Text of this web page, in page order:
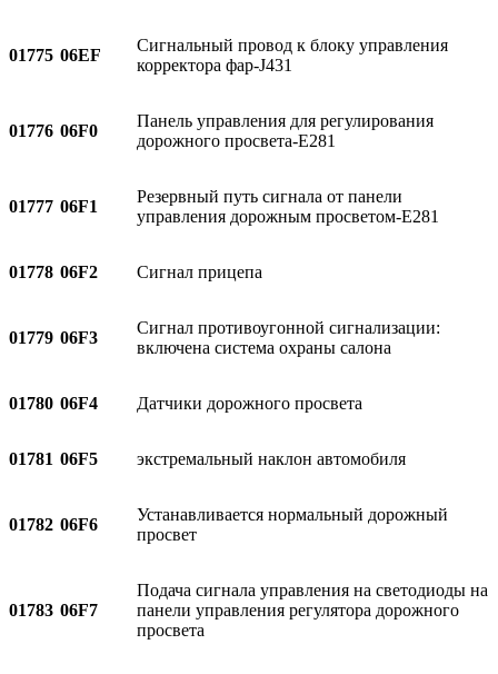
01775 06EF
Сигнальный провод к блоку управления
корректора фар-J431
01776 06F0
Панель управления для регулирования
дорожного просвета-E281
01777 06F1
Резервный путь сигнала от панели
управления дорожным просветом-E281
01778 06F2 Сигнал прицепа
01779 06F3
Сигнал противоугонной сигнализации:
включена система охраны салона
01780 06F4 Датчики дорожного просвета
01781 06F5 экстремальный наклон автомобиля
01782 06F6
Устанавливается нормальный дорожный
просвет
01783 06F7
Подача сигнала управления на светодиоды на
панели управления регулятора дорожного
просвета